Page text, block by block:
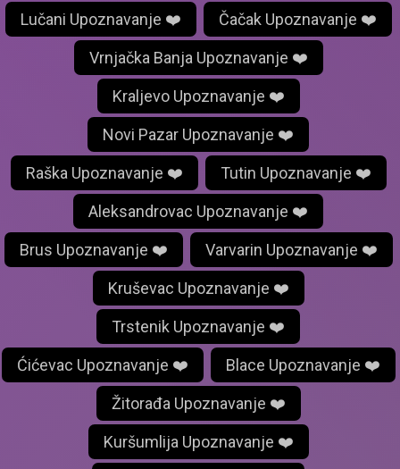
Lučani Upoznavanje ❤️ Čačak Upoznavanje ❤️
Vrnjačka Banja Upoznavanje ❤️
Kraljevo Upoznavanje ❤️
Novi Pazar Upoznavanje ❤️
Raška Upoznavanje ❤️ Tutin Upoznavanje ❤️
Aleksandrovac Upoznavanje ❤️
Brus Upoznavanje ❤️ Varvarin Upoznavanje ❤️
Kruševac Upoznavanje ❤️
Trstenik Upoznavanje ❤️
Ćićevac Upoznavanje ❤️ Blace Upoznavanje ❤️
Žitorađa Upoznavanje ❤️
Kuršumlija Upoznavanje ❤️